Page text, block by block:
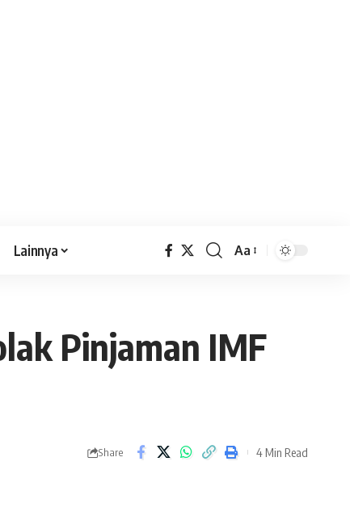
Lainnya Aa
Pinjaman IMF
Share 4 Min Read